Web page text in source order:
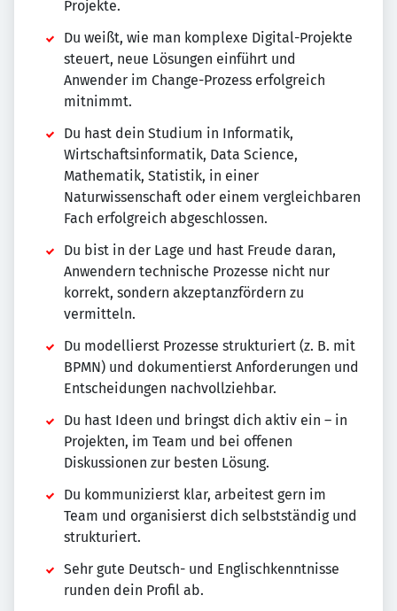
Projekte.
Du weißt, wie man komplexe Digital-Projekte
steuert, neue Lösungen einführt und
Anwender im Change-Prozess erfolgreich
mitnimmt.
Du hast dein Studium in Informatik,
Wirtschaftsinformatik, Data Science,
Mathematik, Statistik, in einer
Naturwissenschaft oder einem vergleichbaren
Fach erfolgreich abgeschlossen.
Du bist in der Lage und hast Freude daran,
Anwendern technische Prozesse nicht nur
korrekt, sondern akzeptanzfördern zu
vermitteln.
Du modellierst Prozesse strukturiert (z. B. mit
BPMN) und dokumentierst Anforderungen und
Entscheidungen nachvollziehbar.
Du hast Ideen und bringst dich aktiv ein – in
Projekten, im Team und bei offenen
Diskussionen zur besten Lösung.
Du kommunizierst klar, arbeitest gern im
Team und organisierst dich selbstständig und
strukturiert.
Sehr gute Deutsch- und Englischkenntnisse
runden dein Profil ab.